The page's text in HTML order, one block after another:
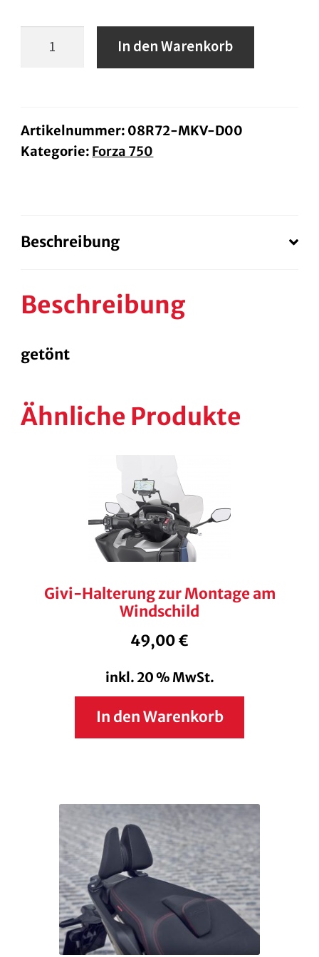
BJ.
21-
In den Warenkorb
Artikelnummer: 08R72-MKV-D00
Kategorie: Forza 750
Beschreibung
Beschreibung
getönt
Ähnliche Produkte
Givi-Halterung zur Montage am
Windschild
49,00€
inkl. 20 % MwSt.
In den Warenkorb